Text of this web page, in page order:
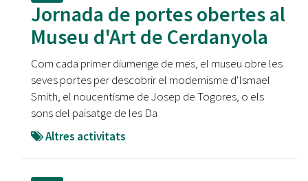
Jornada de portes obertes al
Museu d'Art de Cerdanyola
Com cada primer diumenge de mes, el museu obre les
seves portes per descobrir el modernisme d'Ismael
Smith, el noucentisme de Josep de Togores, o els
sons del paisatge de les Da
Altres activitats